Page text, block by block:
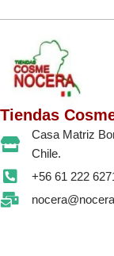
Tiendas
Casa Matriz
Chile.
+56 61 222